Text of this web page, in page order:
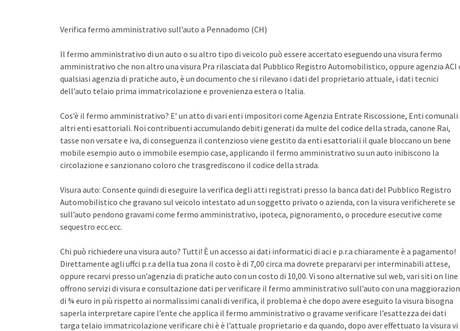
Verifica fermo amministrativo sull’auto a Pennadomo (CH)
Il fermo amministrativo di un auto o su altro tipo di veicolo può essere accertato eseguendo una visura fermo
amministrativo che non altro una visura Pra rilasciata dal Pubblico Registro Automobilistico, oppure agenzia ACI
qualsiasi agenzia di pratiche auto, è un documento che si rilevano i dati del proprietario attuale, i dati tecnici
dell’auto telaio prima immatricolazione e provenienza estera o Italia.
Cos’è il fermo amministrativo? E’ un atto di vari enti impositori come Agenzia Entrate Riscossione, Enti comunali
altri enti esattoriali. Noi contribuenti accumulando debiti generati da multe del codice della strada, canone Rai,
tasse non versate e iva, di conseguenza il contenzioso viene gestito da enti esattoriali il quale bloccano un bene
mobile esempio auto o immobile esempio case, applicando il fermo amministrativo su un auto inibiscono la
circolazione e sanzionano coloro che trasgrediscono il codice della strada.
Visura auto: Consente quindi di eseguire la verifica degli atti registrati presso la banca dati del Pubblico Registro
Automobilistico che gravano sul veicolo intestato ad un soggetto privato o azienda, con la visura verificherete se
sull’auto pendono gravami come fermo amministrativo, ipoteca, pignoramento, o procedure esecutive come
sequestro ecc.ecc.
Chi può richiedere una visura auto? Tutti! È un accesso ai dati informatici di aci e p.r.a chiaramente è a pagamento!
Direttamente agli uffci p.r.a della tua zona il costo è di 7,00 circa ma dovrete prepararvi per interminabili attese,
oppure recarvi presso un’agenzia di pratiche auto con un costo di 10,00. Vi sono alternative sul web, vari siti on line
offrono servizi di visura e consultazione dati per verificare il fermo amministrativo sull’auto con una
di ¾ euro in più rispetto ai normalissimi canali di verifica, il problema è che dopo avere eseguito la visura bisogna
saperla interpretare capire l’ente che applica il fermo amministrativo o gravame verificare l’esattezza dei dati
targa telaio immatricolazione verificare chi è è l’attuale proprietario e da quando, dopo aver effettuato la visura vi